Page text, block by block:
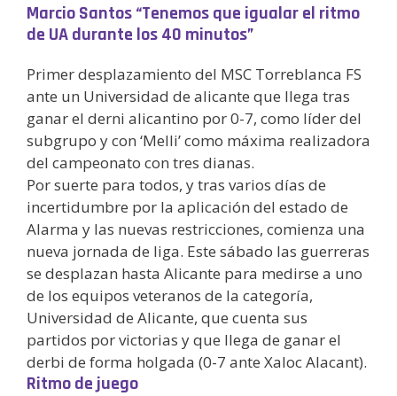
Marcio Santos “Tenemos que igualar el ritmo
de UA durante los 40 minutos”
Primer desplazamiento del MSC Torreblanca FS
ante un Universidad de alicante que llega tras
ganar el derni alicantino por 0-7, como líder del
subgrupo y con ‘Melli’ como máxima realizadora
del campeonato con tres dianas.
Por suerte para todos, y tras varios días de
incertidumbre por la aplicación del estado de
Alarma y las nuevas restricciones, comienza una
nueva jornada de liga. Este sábado las guerreras
se desplazan hasta Alicante para medirse a uno
de los equipos veteranos de la categoría,
Universidad de Alicante, que cuenta sus
partidos por victorias y que llega de ganar el
derbi de forma holgada (0-7 ante Xaloc Alacant).
Ritmo de juego